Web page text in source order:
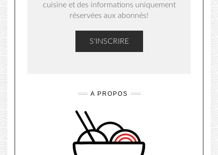
cuisine et des informations uniquement
réservées aux abonnés!
A PROPOS